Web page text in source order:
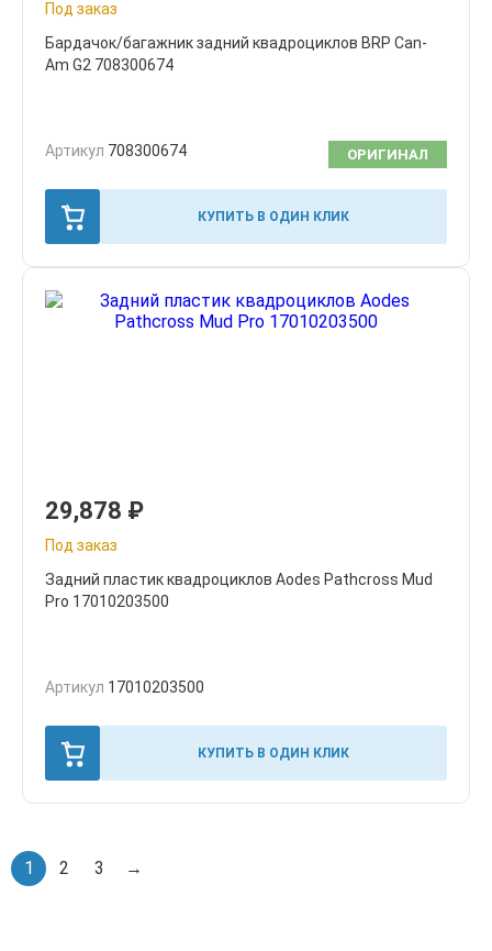
Под заказ
Бардачок/багажник задний квадроциклов BRP Can-
Am G2 708300674
Артикул 708300674 ОРИГИНАЛ
КУПИТЬ В ОДИН КЛИК
29,878 ₽
Под заказ
Задний пластик квадроциклов Aodes Pathcross Mud
Pro 17010203500
Артикул 17010203500
КУПИТЬ В ОДИН КЛИК
1 2 3 →